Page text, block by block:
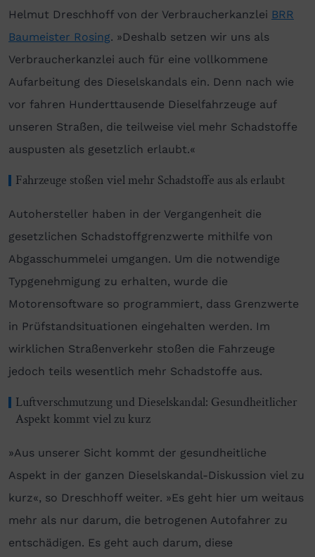
Helmut Dreschhoff von der Verbraucherkanzlei BRR
Baumeister Rosing. »Deshalb setzen wir uns als
Verbraucherkanzlei auch für eine vollkommene
Aufarbeitung des Dieselskandals ein. Denn nach wie
vor fahren Hunderttausende Dieselfahrzeuge auf
unseren Straßen, die teilweise viel mehr Schadstoffe
auspusten als gesetzlich erlaubt.«
Fahrzeuge stoßen viel mehr Schadstoffe aus als erlaubt
Autohersteller haben in der Vergangenheit die
gesetzlichen Schadstoffgrenzwerte mithilfe von
Abgasschummelei umgangen. Um die notwendige
Typgenehmigung zu erhalten, wurde die
Motorensoftware so programmiert, dass Grenzwerte
in Prüfstandsituationen eingehalten werden. Im
wirklichen Straßenverkehr stoßen die Fahrzeuge
jedoch teils wesentlich mehr Schadstoffe aus.
Luftverschmutzung und Dieselskandal: Gesundheitlicher
Aspekt kommt viel zu kurz
»Aus unserer Sicht kommt der gesundheitliche
Aspekt in der ganzen Dieselskandal-Diskussion viel zu
kurz«, so Dreschhoff weiter. »Es geht hier um weitaus
mehr als nur darum, die betrogenen Autofahrer zu
entschädigen. Es geht auch darum, diese